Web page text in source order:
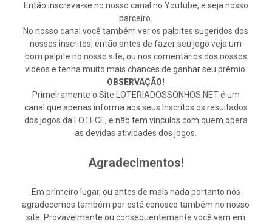
Então inscreva-se no nosso canal no Youtube, e seja nosso
parceiro.
No nosso canal você também ver os palpites sugeridos dos
nossos inscritos, então antes de fazer seu jogo veja um
bom palpite no nosso site, ou nos comentários dos nossos
videos e tenha muito mais chances de ganhar seu prêmio.
OBSERVAÇÃO!
Primeiramente o Site LOTERIADOSSONHOS.NET é um
canal que apenas informa aos seus Inscritos os resultados
dos jogos da LOTECE, e não tem vínculos com quem opera
as devidas atividades dos jogos.
Agradecimentos!
Em primeiro lugar, ou antes de mais nada portanto nós
agradecemos também por está conosco também no nosso
site. Provavelmente ou consequentemente você vem em